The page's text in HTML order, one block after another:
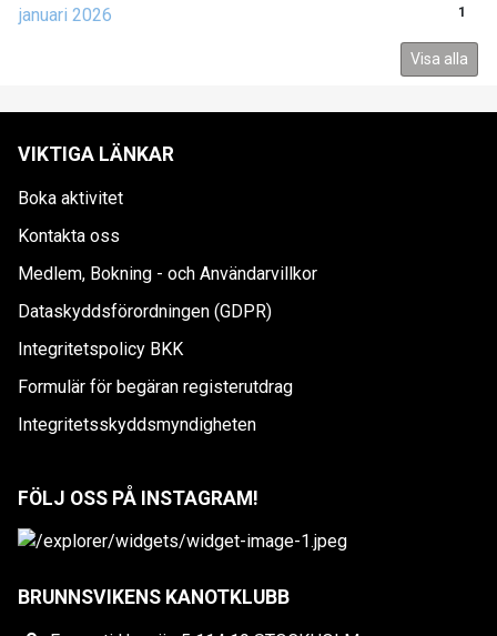
januari 2026 1
Visa alla
VIKTIGA LÄNKAR
Boka aktivitet
Kontakta oss
Medlem, Bokning - och Användarvillkor
Dataskyddsförordningen (GDPR)
Integritetspolicy BKK
Formulär för begäran registerutdrag
Integritetsskyddsmyndigheten
FÖLJ OSS PÅ INSTAGRAM!
BRUNNSVIKENS KANOTKLUBB